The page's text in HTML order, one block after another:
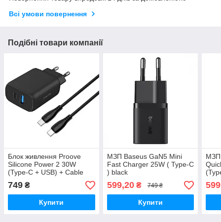
Всі умови повернення
Подібні товари компанії
Блок живлення Proove
Silicone Power 2 30W
(Type-C + USB) + Cable
Type-C to Type-C (1m)
black
749 ₴
Купити
МЗП Baseus GaN5 Mini
Fast Charger 25W ( Type-C
) black
599,20₴ 749 ₴
Купити
МЗП